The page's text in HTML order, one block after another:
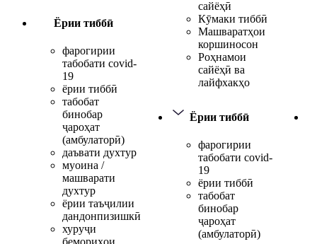
Ёрии тиббӣ
фарогирии
табобати covid-
19
ёрии тиббӣ
табобат
бинобар
ҷароҳат
(амбулаторӣ)
даъвати духтур
муоина /
машварати
духтур
ёрии таъҷилии
дандонпизишкӣ
хуруҷи
сайёҳӣ
Кӯмаки тиббӣ
Машваратҳои
коршиносон
Роҳнамои
сайёҳӣ ва
лайфхакҳо
Ёрии тиббӣ
фарогирии
табобати covid-
19
ёрии тиббӣ
табобат
бинобар
ҷароҳат
(амбулаторӣ)